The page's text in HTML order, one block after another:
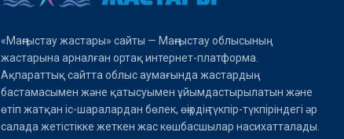
«Маңғыстау жастары» сайты — Маңғыстау облысының
жастарына арналған ортақ интернет-платформа.
Ақпараттық сайтта облыс аумағында жастардың
бастамасымен және қатысуымен ұйымдастырылатын және
өтіп жатқан іс-шаралардан бөлек, өңірдің түкпір-түкпіріндегі әр
салада жетістікке жеткен жас көшбасшылар насихатталады.